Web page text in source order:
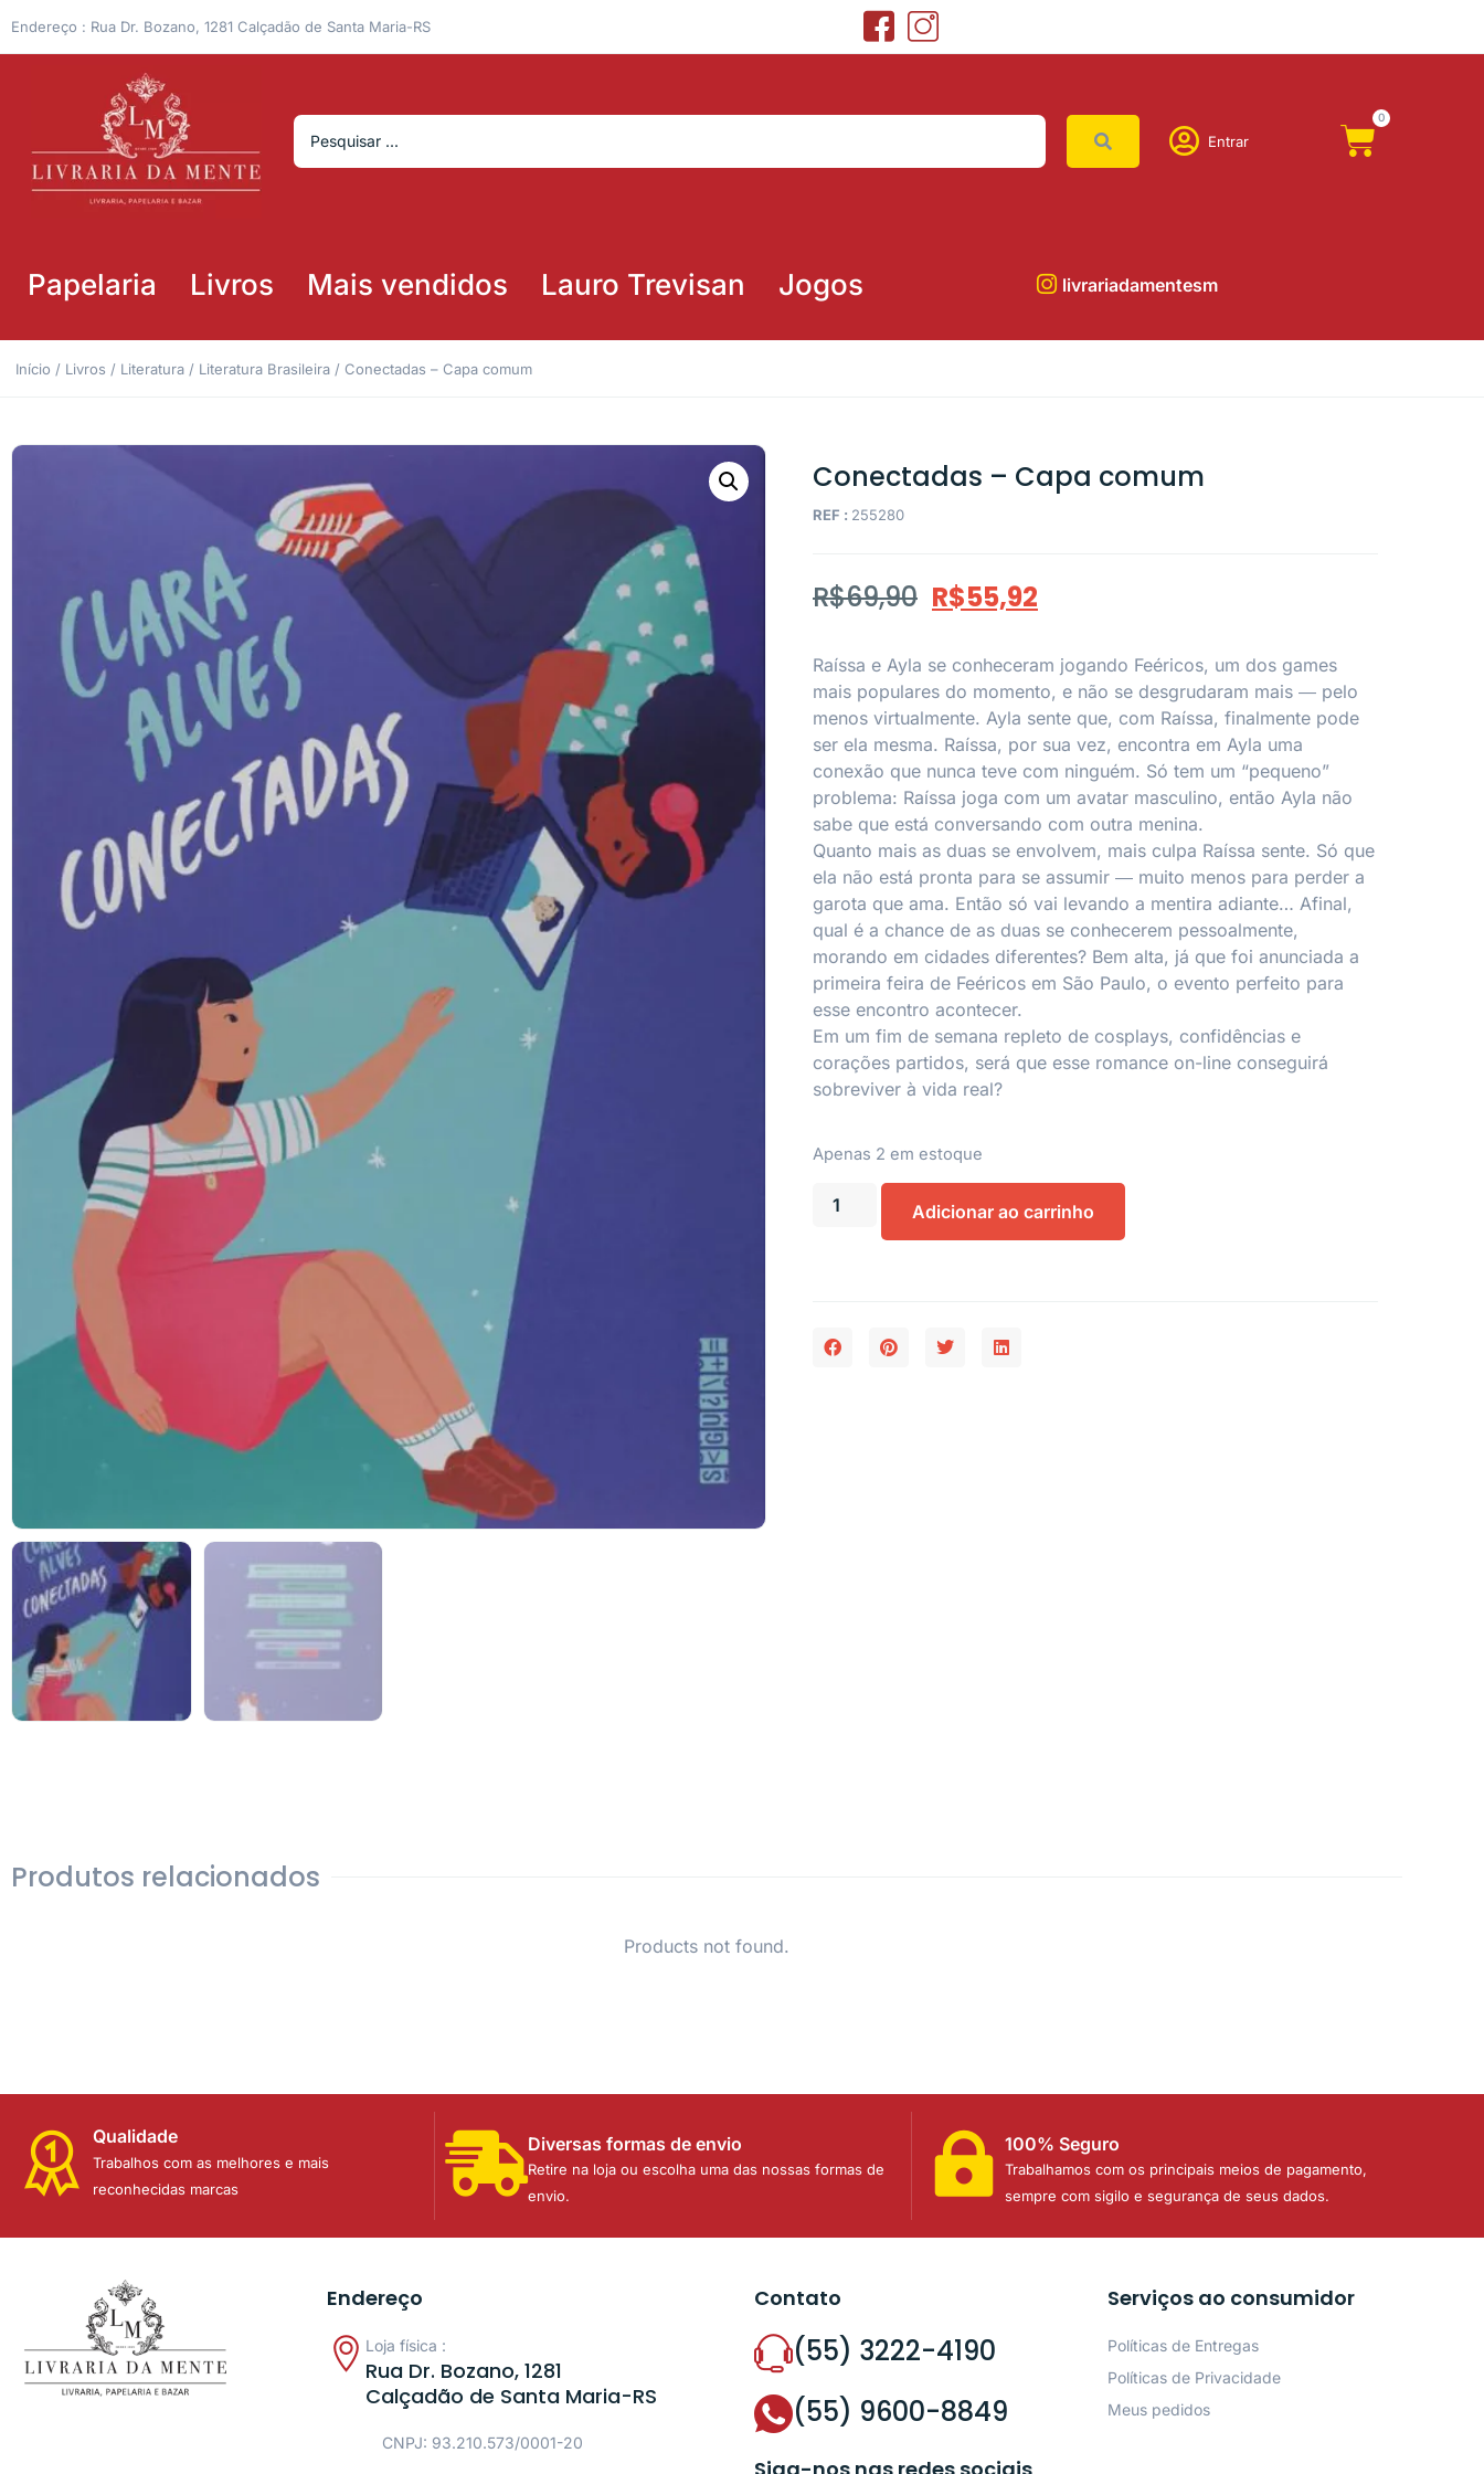
Endereço : Rua Dr. Bozano, 1281 Calçadão de Santa Maria-RS
Entrar
0
Papelaria Livros Mais vendidos Lauro Trevisan Jogos livrariadamentesm
Início / Livros / Literatura / Literatura Brasileira / Conectadas – Capa comum
Conectadas – Capa comum
REF : 255280
R$69,90 R$55,92
Raíssa e Ayla se conheceram jogando Feéricos, um dos games
mais populares do momento, e não se desgrudaram mais ― pelo
menos virtualmente. Ayla sente que, com Raíssa, finalmente pode
ser ela mesma. Raíssa, por sua vez, encontra em Ayla uma
conexão que nunca teve com ninguém. Só tem um “pequeno”
problema: Raíssa joga com um avatar masculino, então Ayla não
sabe que está conversando com outra menina.
Quanto mais as duas se envolvem, mais culpa Raíssa sente. Só que
ela não está pronta para se assumir ― muito menos para perder a
garota que ama. Então só vai levando a mentira adiante… Afinal,
qual é a chance de as duas se conhecerem pessoalmente,
morando em cidades diferentes? Bem alta, já que foi anunciada a
primeira feira de Feéricos em São Paulo, o evento perfeito para
esse encontro acontecer.
Em um fim de semana repleto de cosplays, confidências e
corações partidos, será que esse romance on-line conseguirá
sobreviver à vida real?
Apenas 2 em estoque
Adicionar ao carrinho
Produtos relacionados
Products not found.
Qualidade
Trabalhos com as melhores e mais
reconhecidas marcas
Diversas formas de envio
Retire na loja ou escolha uma das nossas formas de
envio.
100% Seguro
Trabalhamos com os principais meios de pagamento,
sempre com sigilo e segurança de seus dados.
Endereço
Loja física :
Rua Dr. Bozano, 1281
Calçadão de Santa Maria-RS
CNPJ: 93.210.573/0001-20
Contato
(55) 3222-4190
(55) 9600-8849
Siga-nos nas redes sociais
Serviços ao consumidor
Políticas de Entregas
Políticas de Privacidade
Meus pedidos